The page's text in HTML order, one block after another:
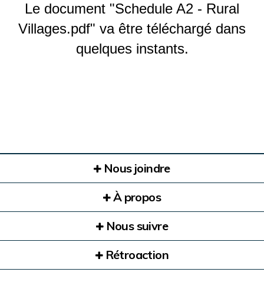
Le document "Schedule A2 - Rural
Villages.pdf" va être téléchargé dans
quelques instants.
Nous joindre
À propos
Nous suivre
Rétroaction